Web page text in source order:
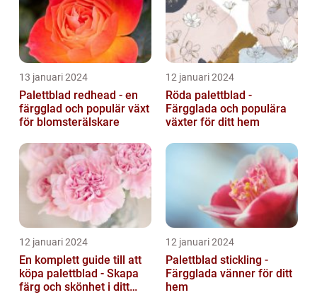
13 januari 2024
Palettblad redhead - en
färgglad och populär växt
för blomsterälskare
12 januari 2024
Röda palettblad -
Färgglada och populära
växter för ditt hem
12 januari 2024
En komplett guide till att
köpa palettblad - Skapa
färg och skönhet i ditt
12 januari 2024
Palettblad stickling -
Färgglada vänner för ditt
hem